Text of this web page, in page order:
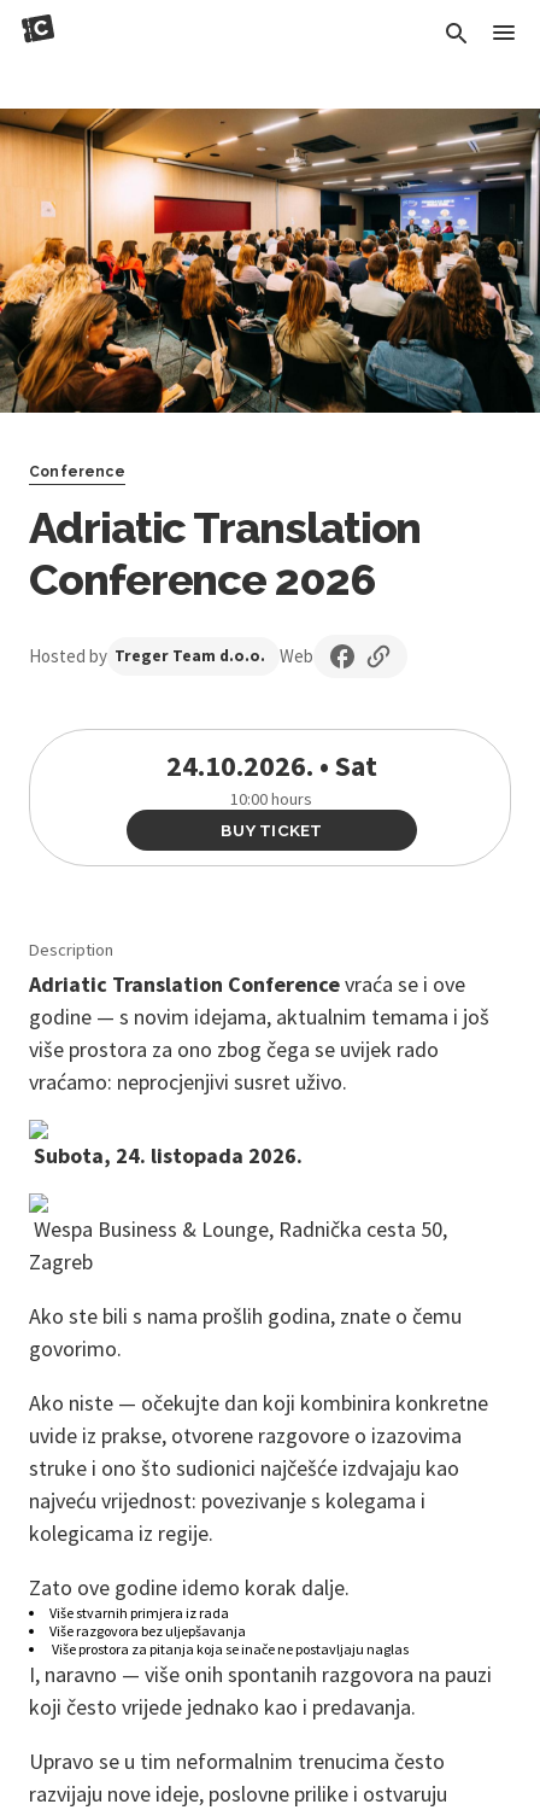
Conference
Adriatic Translation
Conference 2026
Hosted by Treger Team d.o.o. Web
24.10.2026. • Sat
10:00 hours
BUY TICKET
Description
Adriatic Translation Conferencevraća se i ove
godine — s novim idejama, aktualnim temama i još
više prostora za ono zbog čega se uvijek rado
vraćamo: neprocjenjivi susret uživo.
Subota, 24. listopada 2026.
Wespa Business & Lounge, Radnička cesta 50,
Zagreb
Ako ste bili s nama prošlih godina, znate o čemu
govorimo.
Ako niste — očekujte dan koji kombinira konkretne
uvide iz prakse, otvorene razgovore o izazovima
struke i ono što sudionici najčešće izdvajaju kao
najveću vrijednost: povezivanje s kolegama i
kolegicama iz regije.
Zato ove godine idemo korak dalje.
Više stvarnih primjera iz rada
Više razgovora bez uljepšavanja
Više prostora za pitanja koja se inače ne postavljaju naglas
I, naravno — više onih spontanih razgovora na pauzi
koji često vrijede jednako kao i predavanja.
Upravo se u tim neformalnim trenucima često
razvijaju nove ideje, poslovne prilike i ostvaruju